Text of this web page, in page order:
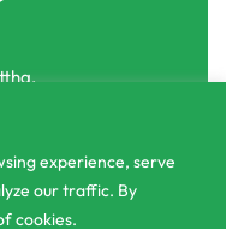
experience, serve
our traffic. By
cookies.